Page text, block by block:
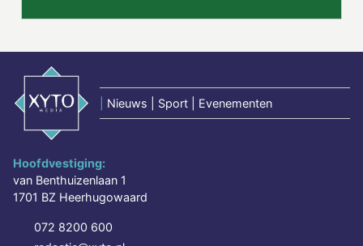
Nieuws | Sport | Evenementen
Hoofdvestiging:
van Benthuizenlaan 1
1701 BZ Heerhugowaard
072 8200 600